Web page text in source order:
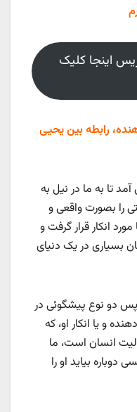
اینجا کلیک
رابطه بین یحیی
تا به ما در نیل به
را بصورت واقعی و
انکار قرار گرفت و
بسیاری در یک دنیای
دو نوع پیشگوئی در
و یا انکار او، که
انسان است، ما
بیاید او را